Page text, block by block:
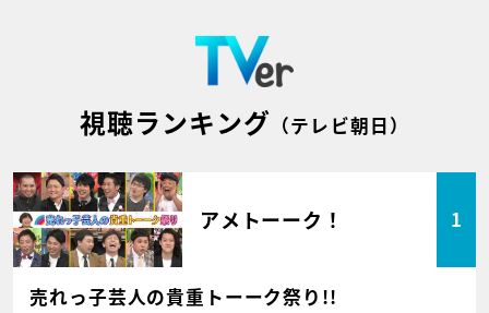
視聴ランキング （テレビ朝日）
アメトーーク！ 1
売れっ子芸人の貴重トーーク祭り!!